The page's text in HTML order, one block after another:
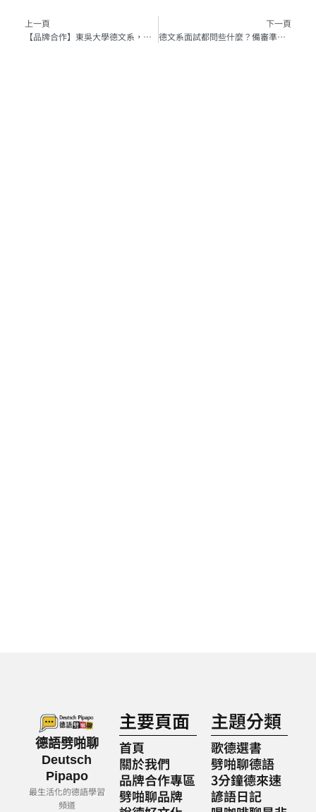
上一頁
【品牌合作】東吳大學德文系，用德語開啟無限可能！
下一頁
德文系面試都問些什麼？備審準備、面試指南就看這篇！
德語劈啪聊
Deutsch
Pipapo
最生活化的德語學習
頻道
主要頁面
首頁
關於我們
品牌合作專區
劈啪聊品牌
主題分類
歌德選書
劈啪聊德語
3分鐘德來速
諺語日記